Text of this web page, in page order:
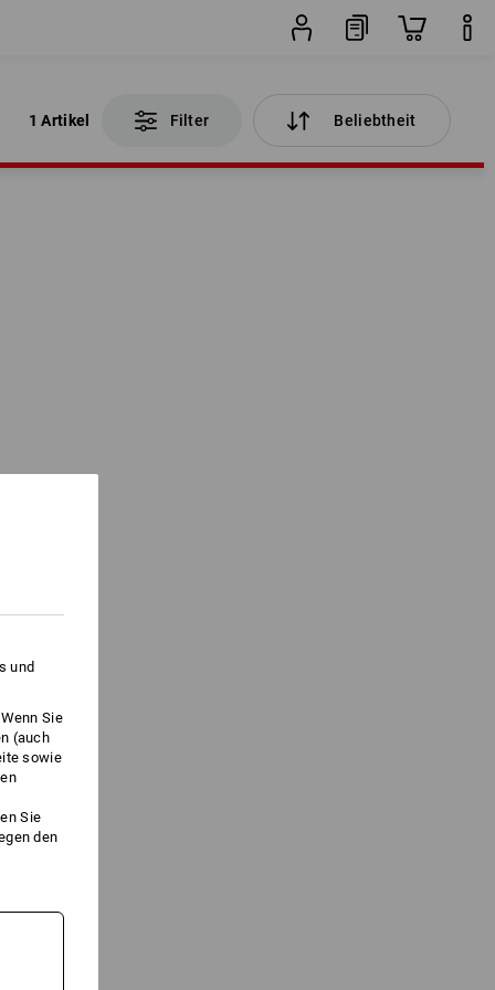
1 Artikel Filter Beliebtheit
1 Artikel Filter Beliebtheit
und
Sie
(auch
sowie
Sie
den